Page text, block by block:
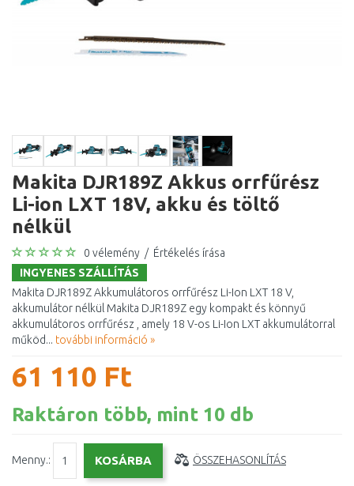
Makita DJR189Z Akkus orrfűrész
Li-ion LXT 18V, akku és töltő
nélkül
0 vélemény / Értékelés írása
INGYENES SZÁLLÍTÁS
Makita DJR189Z Akkumulátoros orrfűrész Li-Ion LXT 18 V,
akkumulátor nélkül Makita DJR189Z egy kompakt és könnyű
akkumulátoros orrfűrész , amely 18 V-os Li-Ion LXT akkumulátorral
működ... további információ »
61 110 Ft
Raktáron több, mint 10 db
Menny.: ÖSSZEHASONLÍTÁS